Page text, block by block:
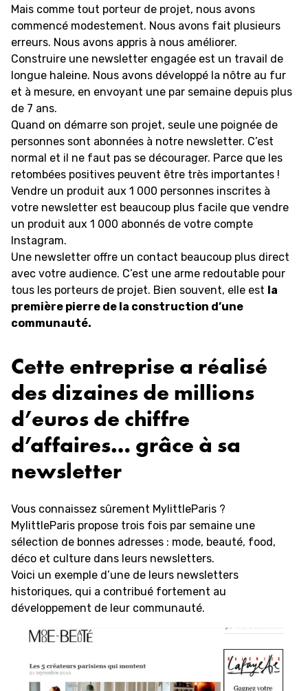
Mais comme tout porteur de projet, nous avons
commencé modestement. Nous avons fait plusieurs
erreurs. Nous avons appris à nous améliorer.
Construire une newsletter engagée est un travail de
longue haleine. Nous avons développé la nôtre au fur
et à mesure, en envoyant une par semaine depuis plus
de 7 ans.
Quand on démarre son projet, seule une poignée de
personnes sont abonnées à notre newsletter. C’est
normal et il ne faut pas se décourager. Parce que les
retombées positives peuvent être très importantes !
Vendre un produit aux 1 000 personnes inscrites à
votre newsletter est beaucoup plus facile que vendre
un produit aux 1 000 abonnés de votre compte
Instagram.
Une newsletter offre un contact beaucoup plus direct
avec votre audience. C’est une arme redoutable pour
tous les porteurs de projet. Bien souvent, elle est la
première pierre de la construction d’une
communauté.
Cette entreprise a réalisé
des dizaines de millions
d’euros de chiffre
d’affaires… grâce à sa
newsletter
Vous connaissez sûrement MylittleParis ?
MylittleParis propose trois fois par semaine une
sélection de bonnes adresses : mode, beauté, food,
déco et culture dans leurs newsletters.
Voici un exemple d’une de leurs newsletters
historiques, qui a contribué fortement au
développement de leur communauté.